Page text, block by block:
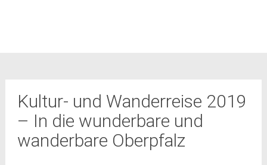
Kultur- und Wanderreise 2019
– In die wunderbare und
wanderbare Oberpfalz